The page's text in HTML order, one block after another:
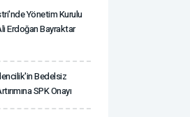
Yönetim Kurulu
Erdoğan Bayraktar
Bedelsiz
SPK Onayı